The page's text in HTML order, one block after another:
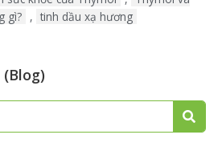
gì? , tinh dầu xạ hương
Tìm
kiếm